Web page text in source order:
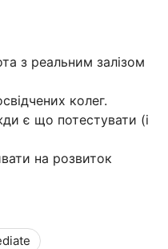
з реальним залізом
колег.
є що потестувати (і
на розвиток